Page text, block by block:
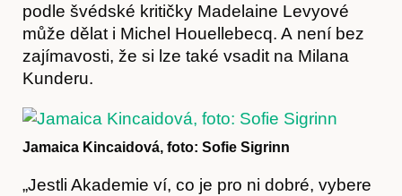
podle švédské kritičky Madelaine Levyové
může dělat i Michel Houellebecq. A není bez
zajímavosti, že si lze také vsadit na Milana
Kunderu.
Jamaica Kincaidová, foto: Sofie Sigrinn
„Jestli Akademie ví, co je pro ni dobré, vybere